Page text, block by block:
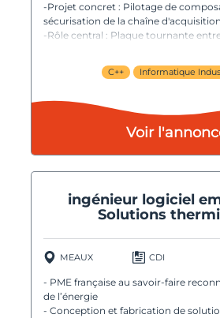
-Projet concret : Pilotage de
sécurisation de la chaîne
-Rôle central : Plaque tournante
C++ Informatique
Voir
ingénieur logiciel
Solutions
MEAUX CDI
- PME française au savoir-faire
de l’énergie
- Conception et fabrication de